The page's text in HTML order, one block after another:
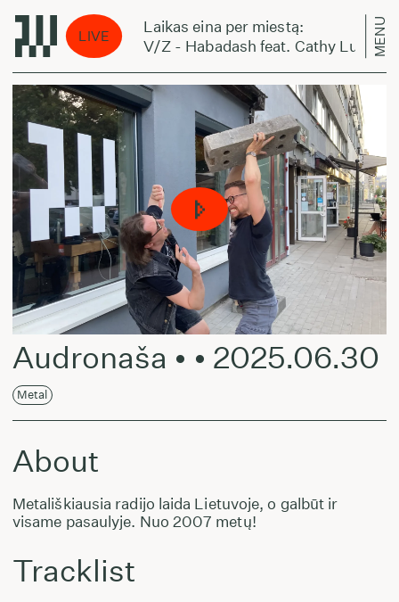
LIVE
Laikas eina per miestą:
V/Z - Habadash feat. Cathy Lucas
MENU
Audronaša • • 2025.06.30
Metal
About
Metališkiausia radijo laida Lietuvoje, o galbūt ir
visame pasaulyje. Nuo 2007 metų!
Tracklist